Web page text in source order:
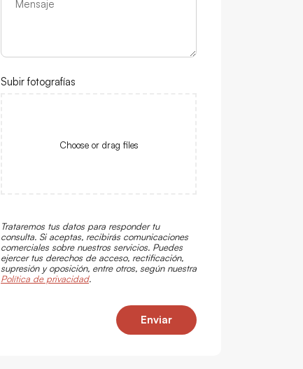
Subir fotografías
Choose or drag files
Trataremos tus datos para responder tu
consulta. Si aceptas, recibirás comunicaciones
comerciales sobre nuestros servicios. Puedes
ejercer tus derechos de acceso, rectificación,
supresión y oposición, entre otros, según nuestra
Política de privacidad.
Enviar